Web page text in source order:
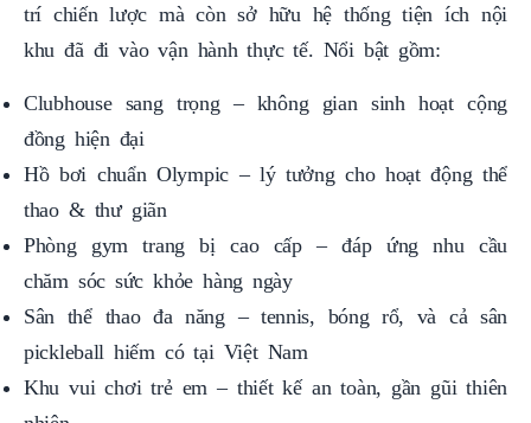
trí chiến lược mà còn sở hữu hệ thống tiện ích nội
khu đã đi vào vận hành thực tế. Nổi bật gồm:
Clubhouse sang trọng – không gian sinh hoạt cộng
đồng hiện đại
Hồ bơi chuẩn Olympic – lý tưởng cho hoạt động thể
thao & thư giãn
Phòng gym trang bị cao cấp – đáp ứng nhu cầu
chăm sóc sức khỏe hàng ngày
Sân thể thao đa năng – tennis, bóng rổ, và cả sân
pickleball hiếm có tại Việt Nam
Khu vui chơi trẻ em – thiết kế an toàn, gần gũi thiên